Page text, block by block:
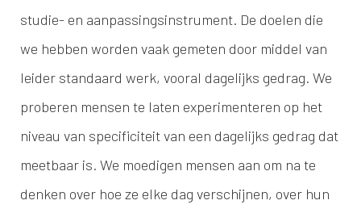
studie- en aanpassingsinstrument. De doelen die
we hebben worden vaak gemeten door middel van
leider standaard werk, vooral dagelijks gedrag. We
proberen mensen te laten experimenteren op het
niveau van specificiteit van een dagelijks gedrag dat
meetbaar is. We moedigen mensen aan om na te
denken over hoe ze elke dag verschijnen, over hun